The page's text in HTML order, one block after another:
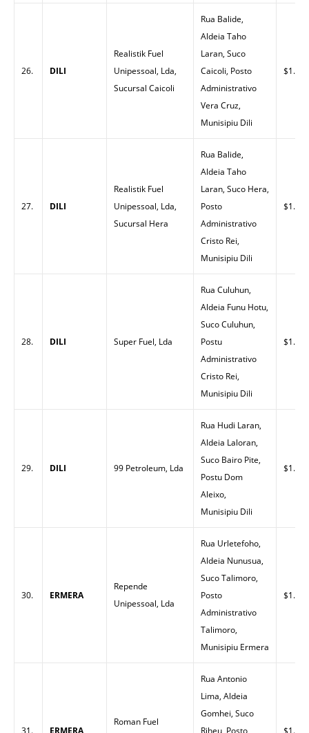
26. DILI
Realistik Fuel
Unipessoal, Lda,
Sucursal Caicoli
Rua Balide,
Aldeia Taho
Laran, Suco
Caicoli, Posto
Administrativo
Vera Cruz,
Munisipiu Dili
$1.52
27. DILI
Realistik Fuel
Unipessoal, Lda,
Sucursal Hera
Rua Balide,
Aldeia Taho
Laran, Suco Hera,
Posto
Administrativo
Cristo Rei,
Munisipiu Dili
$1.52
28. DILI Super Fuel, Lda
Rua Culuhun,
Aldeia Funu Hotu,
Suco Culuhun,
Postu
Administrativo
Cristo Rei,
Munisipiu Dili
$1.53
29. DILI 99 Petroleum, Lda
Rua Hudi Laran,
Aldeia Laloran,
Suco Bairo Pite,
Postu Dom
Aleixo,
Munisipiu Dili
$1.53
30. ERMERA
Repende
Unipessoal, Lda
Rua Urletefoho,
Aldeia Nunusua,
Suco Talimoro,
Posto
Administrativo
Talimoro,
Munisipiu Ermera
$1.55
31. ERMERA
Roman Fuel
Rua Antonio
Lima, Aldeia
Gomhei, Suco
Riheu, Posto
$1.60